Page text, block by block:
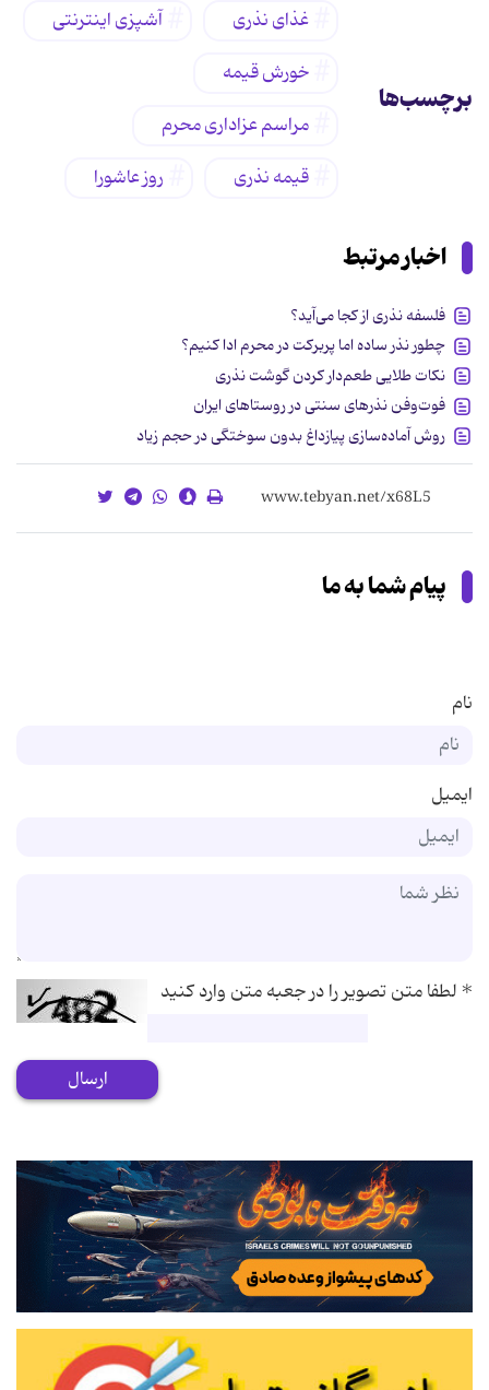
برچسب‌ها
غذای نذری
آشپزی اینترنتی
خورش قیمه
مراسم عزاداری محرم
قیمه نذری
روز عاشورا
اخبار مرتبط
فلسفه نذری از کجا می‌آید؟
چطور نذر ساده اما پربرکت در محرم ادا کنیم؟
نکات طلایی طعم‌دار کردن گوشت نذری
فوت‌وفن نذرهای سنتی در روستاهای ایران
روش آماده‌سازی پیازداغ بدون سوختگی در حجم زیاد
پیام شما به ما
نام
ایمیل
*لطفا متن تصویر را در جعبه متن وارد کنید
ارسال